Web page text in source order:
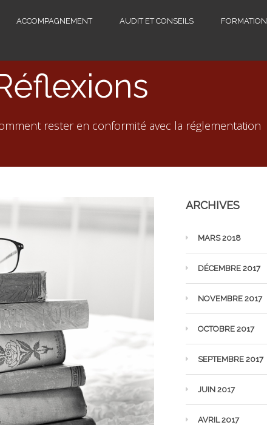
ACCOMPAGNEMENT AUDIT ET CONSEILS FORMATION
rester en conformité avec la réglementation
ARCHIVES
MARS 2018
DÉCEMBRE 2017
NOVEMBRE 2017
OCTOBRE 2017
SEPTEMBRE 2017
JUIN 2017
AVRIL 2017